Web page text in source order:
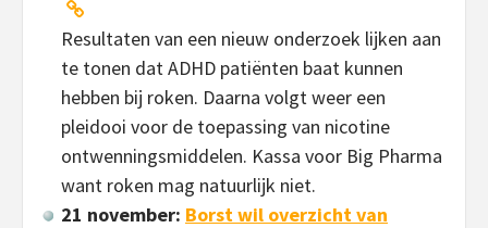
Resultaten van een nieuw onderzoek lijken aan
te tonen dat ADHD patiënten baat kunnen
hebben bij roken. Daarna volgt weer een
pleidooi voor de toepassing van nicotine
ontwenningsmiddelen. Kassa voor Big Pharma
want roken mag natuurlijk niet.
21 november: Borst wil overzicht van